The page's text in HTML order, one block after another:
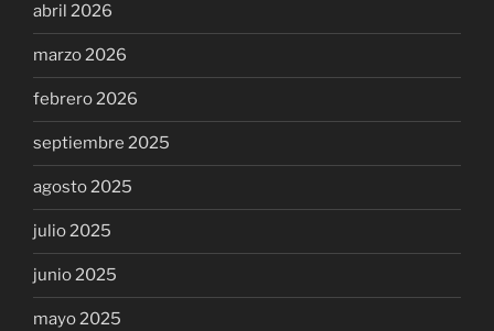
abril 2026
marzo 2026
febrero 2026
septiembre 2025
agosto 2025
julio 2025
junio 2025
mayo 2025